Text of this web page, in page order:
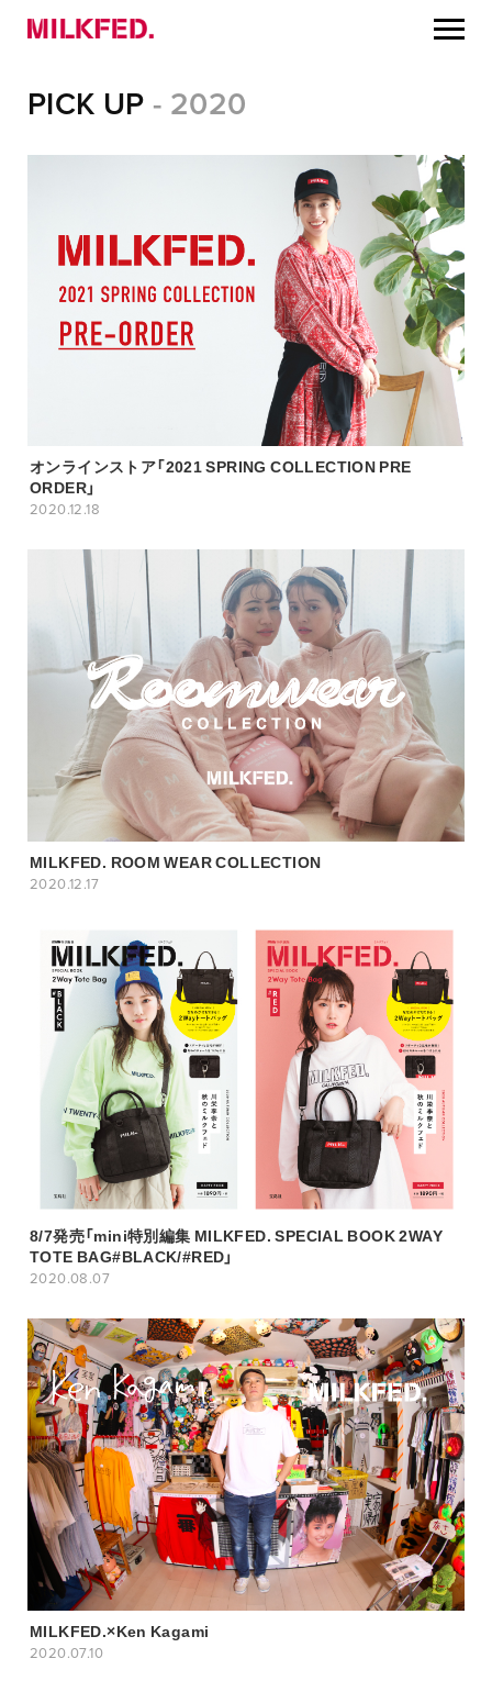
PICK UP - 2020
オンラインストア「2021 SPRING COLLECTION PRE
ORDER」
2020.12.18
MILKFED. ROOM WEAR COLLECTION
2020.12.17
8/7発売「mini特別編集 MILKFED. SPECIAL BOOK 2WAY
TOTE BAG#BLACK/#RED」
2020.08.07
MILKFED.×Ken Kagami
2020.07.10